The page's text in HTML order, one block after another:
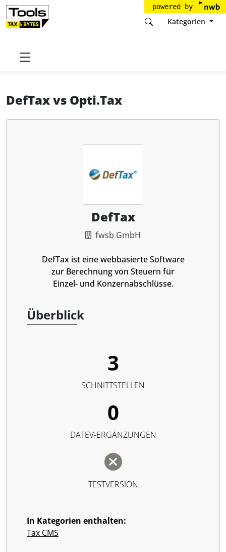
powered by
Kategorien
Startseite
DefTaxvs Opti.Tax
DefTax
fwsb GmbH
DefTax ist eine webbasierte Software
zur Berechnung von Steuern für
Einzel- und Konzernabschlüsse.
Überblick
3
SCHNITTSTELLEN
0
DATEV-ERGÄNZUNGEN
TESTVERSION
In Kategorien enthalten:
Tax CMS